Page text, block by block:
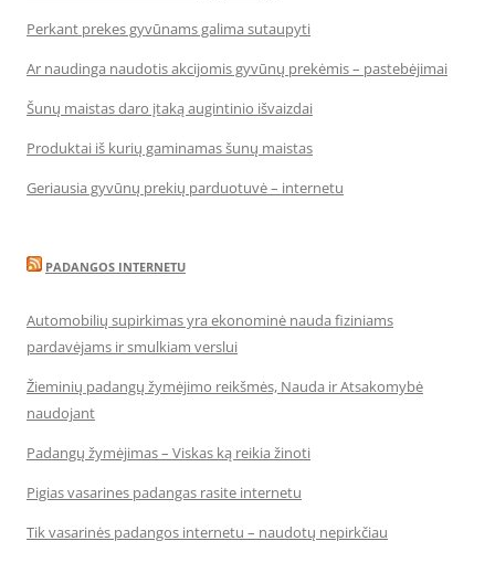
Perkant prekes gyvūnams galima sutaupyti
Ar naudinga naudotis akcijomis gyvūnų prekėmis – pastebėjimai
Šunų maistas daro įtaką augintinio išvaizdai
Produktai iš kurių gaminamas šunų maistas
Geriausia gyvūnų prekių parduotuvė – internetu
PADANGOS INTERNETU
Automobilių supirkimas yra ekonominė nauda fiziniams
pardavėjams ir smulkiam verslui
Žieminių padangų žymėjimo reikšmės, Nauda ir Atsakomybė
naudojant
Padangų žymėjimas – Viskas ką reikia žinoti
Pigias vasarines padangas rasite internetu
Tik vasarinės padangos internetu – naudotų nepirkčiau